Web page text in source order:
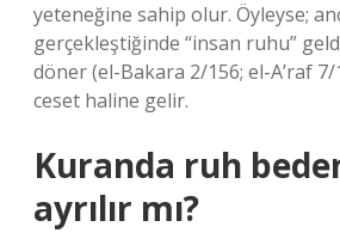
yeteneğine sahip olur. Öyleyse;
gerçekleştiğinde “insan ruhu”
döner (el-Bakara 2/156; el-A’raf
ceset haline gelir.
Kuranda ruh
ayrılır mı?